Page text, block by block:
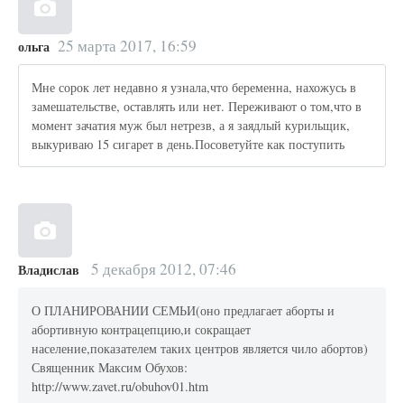
ольга 25 марта 2017, 16:59
Мне сорок лет недавно я узнала,что беременна, нахожусь в
замешательстве, оставлять или нет. Переживают о том,что в
момент зачатия муж был нетрезв, а я заядлый курильщик,
выкуриваю 15 сигарет в день.Посоветуйте как поступить
Владислав 5 декабря 2012, 07:46
О ПЛАНИРОВАНИИ СЕМЬИ(оно предлагает аборты и
абортивную контрацепцию,и сокращает
население,показателем таких центров является чило абортов)
Священник Максим Обухов:
http://www.zavet.ru/obuhov01.htm